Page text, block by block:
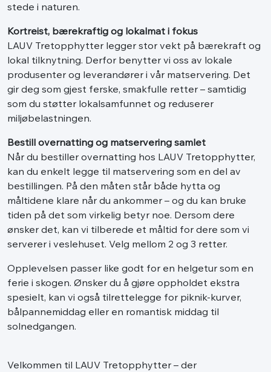
stede i naturen.
Kortreist, bærekraftig og lokalmat i fokus
LAUV Tretopphytter legger stor vekt på bærekraft og
lokal tilknytning. Derfor benytter vi oss av lokale
produsenter og leverandører i vår matservering. Det
gir deg som gjest ferske, smakfulle retter – samtidig
som du støtter lokalsamfunnet og reduserer
miljøbelastningen.
Bestill overnatting og matservering samlet
Når du bestiller overnatting hos LAUV Tretopphytter,
kan du enkelt legge til matservering som en del av
bestillingen. På den måten står både hytta og
måltidene klare når du ankommer – og du kan bruke
tiden på det som virkelig betyr noe. Dersom dere
ønsker det, kan vi tilberede et måltid for dere som vi
serverer i veslehuset. Velg mellom 2 og 3 retter.
Opplevelsen passer like godt for en helgetur som en
ferie i skogen. Ønsker du å gjøre oppholdet ekstra
spesielt, kan vi også tilrettelegge for piknik-kurver,
bålpannemiddag eller en romantisk middag til
solnedgangen.
Velkommen til LAUV Tretopphytter – der